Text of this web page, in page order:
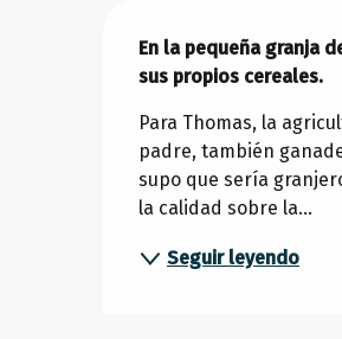
En la pequeña granja
sus propios cereales.
Para Thomas, la
padre, también
supo que sería
la calidad sobre la...
Seguir leyendo